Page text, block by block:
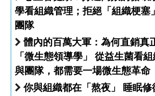
學看組織管理；拒絕「組織梗塞
團隊
體內的百萬大軍：為何直銷真
「微生態領導學」 從益生菌看組織管理；身體
與團隊，都需要一場微生態革命
你與組織都在「熬夜」 睡眠修復力決定健康